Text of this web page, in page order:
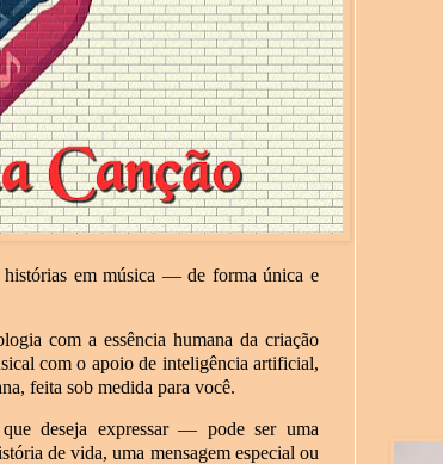
histórias em música — de forma única e
com a essência humana da criação
com o apoio de inteligência artificial,
feita sob medida para você.
deseja expressar — pode ser uma
de vida, uma mensagem especial ou